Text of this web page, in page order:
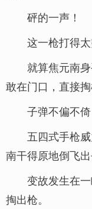
砰的一声！
这一枪打得
就算焦元南
敢在门口，直接掏
子弹不偏不
五四式手枪
南干得原地倒飞
变故发生在
掏出枪。